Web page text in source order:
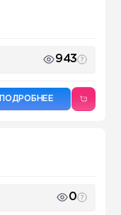
943
ПОДРОБНЕЕ
0